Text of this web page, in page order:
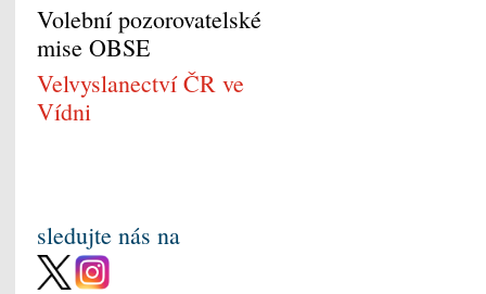
Volební pozorovatelské
mise OBSE
Velvyslanectví ČR ve
Vídni
sledujte nás na